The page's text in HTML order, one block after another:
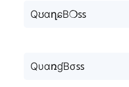
QʊɑղɕB❍ꜱꜱ
QυɑռɠBσꜱꜱ